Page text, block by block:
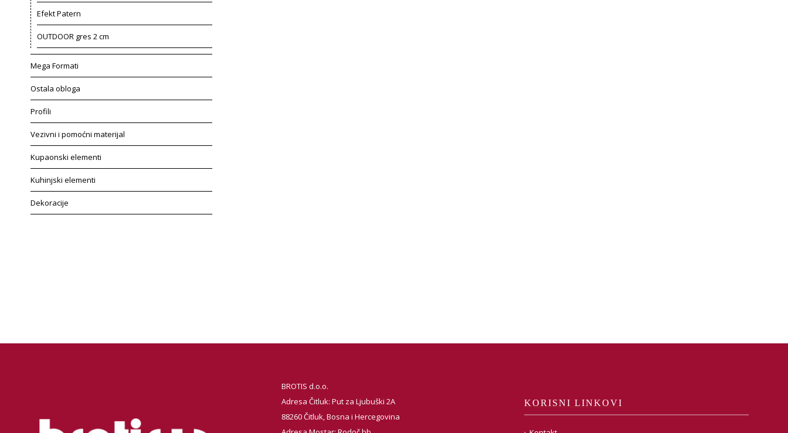
Efekt Patern
OUTDOOR gres 2 cm
Mega Formati
Ostala obloga
Profili
Vezivni i pomoćni materijal
Kupaonski elementi
Kuhinjski elementi
Dekoracije
BROTIS d.o.o.
Adresa Čitluk: Put za Ljubuški 2A
88260 Čitluk, Bosna i Hercegovina
KORISNI LINKOVI